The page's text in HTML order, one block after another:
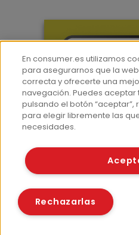
Corpus
©
Políticas
En consumer.es utilizamos
para asegurarnos que la
correcta y ofrecerte una
navegación. Puedes aceptar
pulsando el botón
para elegir libremente las
necesidades.
Rechazarlas